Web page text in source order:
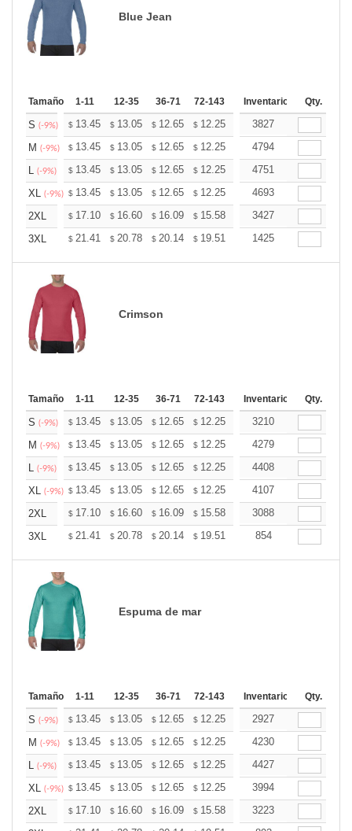
Blue Jean
Tamaño 1-11 12-35 36-71 72-143 144-287 288 +
Inventario Qty.
S (-9%) $ 13.45 $ 13.05 $ 12.65 $ 12.25 11.85
3827
M (-9%) $ 13.45 $ 13.05 $ 12.65 $ 12.25 11.85
4794
L (-9%) $ 13.45 $ 13.05 $ 12.65 $ 12.25 11.85
4751
XL (-9%) $ 13.45 $ 13.05 $ 12.65 $ 12.25 11.85
4693
2XL
$ 17.10 $ 16.60 $ 16.09 $ 15.58 15.08
3427
3XL
$ 21.41 $ 20.78 $ 20.14 $ 19.51 18.87
1425
Crimson
Tamaño 1-11 12-35 36-71 72-143 144-287 288 +
Inventario Qty.
S (-9%) $ 13.45 $ 13.05 $ 12.65 $ 12.25 11.85
3210
M (-9%) $ 13.45 $ 13.05 $ 12.65 $ 12.25 11.85
4279
L (-9%) $ 13.45 $ 13.05 $ 12.65 $ 12.25 11.85
4408
XL (-9%) $ 13.45 $ 13.05 $ 12.65 $ 12.25 11.85
4107
2XL
$ 17.10 $ 16.60 $ 16.09 $ 15.58 15.08
3088
3XL
$ 21.41 $ 20.78 $ 20.14 $ 19.51 18.87
854
Espuma de mar
Tamaño 1-11 12-35 36-71 72-143 144-287 288 +
Inventario Qty.
S (-9%) $ 13.45 $ 13.05 $ 12.65 $ 12.25 11.85
2927
M (-9%) $ 13.45 $ 13.05 $ 12.65 $ 12.25 11.85
4230
L (-9%) $ 13.45 $ 13.05 $ 12.65 $ 12.25 11.85
4427
XL (-9%) $ 13.45 $ 13.05 $ 12.65 $ 12.25 11.85
3994
2XL
$ 17.10 $ 16.60 $ 16.09 $ 15.58 15.08
3223